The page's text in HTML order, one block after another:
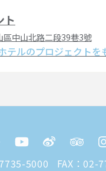
ト
區中山北路二段39巷3號
テルのプロジェクトを
5000
FAX：02-